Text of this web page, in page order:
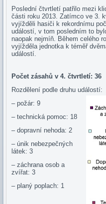
Poslední čtvrtletí patřilo mezi
části roku 2013. Zatímco ve 3.
vyjížděli hasiči k rekordnímu
událostí, v tom posledním to
naopak nejmíň. Během celého
vyjížděla jednotka k téměř
událostí.
Počet zásahů v 4. čtvrtletí: 36
Rozdělení podle druhu událostí:
– požár: 9
– technická pomoc: 18
– dopravní nehoda: 2
– únik nebezpečných
látek: 3
– záchrana osob a
zvířat: 3
– planý poplach: 1